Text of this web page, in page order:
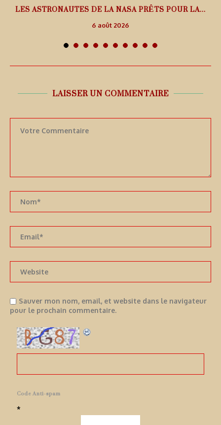
LES ASTRONAUTES DE LA NASA PRÊTS POUR LA...
6 août 2026
LAISSER UN COMMENTAIRE
Sauver mon nom, email, et website dans le navigateur
pour le prochain commentaire.
Code Anti-spam
*